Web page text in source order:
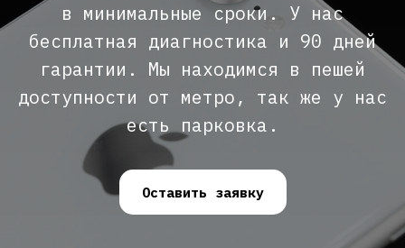
в минимальные сроки. У нас
бесплатная диагностика и 90 дней
гарантии. Мы находимся в пешей
доступности от метро, так же у нас
есть парковка.
Оставить заявку